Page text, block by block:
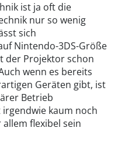
ist ja oft die
nur so wenig
sich
Nintendo-3DS-Größe
der Projektor schon
wenn es bereits
Geräten gibt, ist
Betrieb
kaum noch
flexibel sein